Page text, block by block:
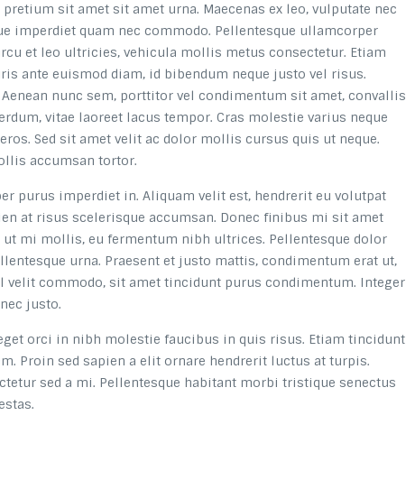
sit amet sit amet urna. Maecenas ex leo, vulputate nec
imperdiet quam nec commodo. Pellentesque ullamcorper
et leo ultricies, vehicula mollis metus consectetur. Etiam
ante euismod diam, id bibendum neque justo vel risus.
nunc sem, porttitor vel condimentum sit amet, convallis
vitae laoreet lacus tempor. Cras molestie varius neque
Sed sit amet velit ac dolor mollis cursus quis ut neque.
accumsan tortor.
purus imperdiet in. Aliquam velit est, hendrerit eu volutpat
at risus scelerisque accumsan. Donec finibus mi sit amet
mi mollis, eu fermentum nibh ultrices. Pellentesque dolor
urna. Praesent et justo mattis, condimentum erat ut,
velit commodo, sit amet tincidunt purus condimentum. Integer
justo.
orci in nibh molestie faucibus in quis risus. Etiam tincidunt
Proin sed sapien a elit ornare hendrerit luctus at turpis.
sed a mi. Pellentesque habitant morbi tristique senectus